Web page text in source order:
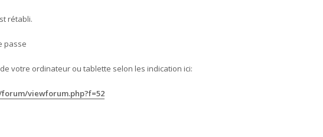
rétabli.
passe
votre ordinateur ou tablette selon les indication ici:
viewforum.php?f=52